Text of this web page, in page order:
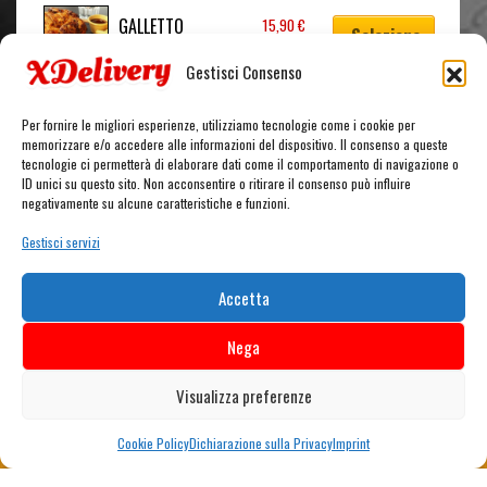
Gestisci Consenso
Per fornire le migliori esperienze, utilizziamo tecnologie come i cookie per
memorizzare e/o accedere alle informazioni del dispositivo. Il consenso a queste
tecnologie ci permetterà di elaborare dati come il comportamento di navigazione o
ID unici su questo sito. Non acconsentire o ritirare il consenso può influire
negativamente su alcune caratteristiche e funzioni.
Gestisci servizi
Accetta
Nega
Visualizza preferenze
Cookie PolicyDichiarazione sulla PrivacyImprint
0 0 articoli nel carrello
GALLETTO 15,90€ Seleziona
CARRELLO
Nessun prodotto nel carrello.